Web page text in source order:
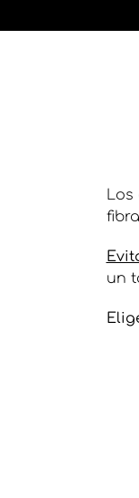
Los
fibra
un